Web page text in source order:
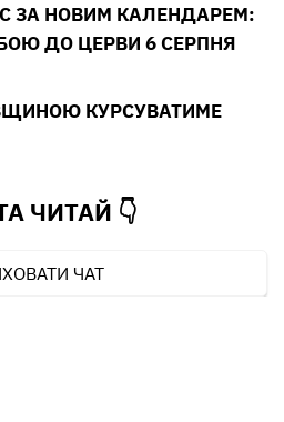
ЗА НОВИМ КАЛЕНДАРЕМ:
ДО ЦЕРВИ 6 СЕРПНЯ
КУРСУВАТИМЕ
ЧИТАЙ 👇
ЧАТ